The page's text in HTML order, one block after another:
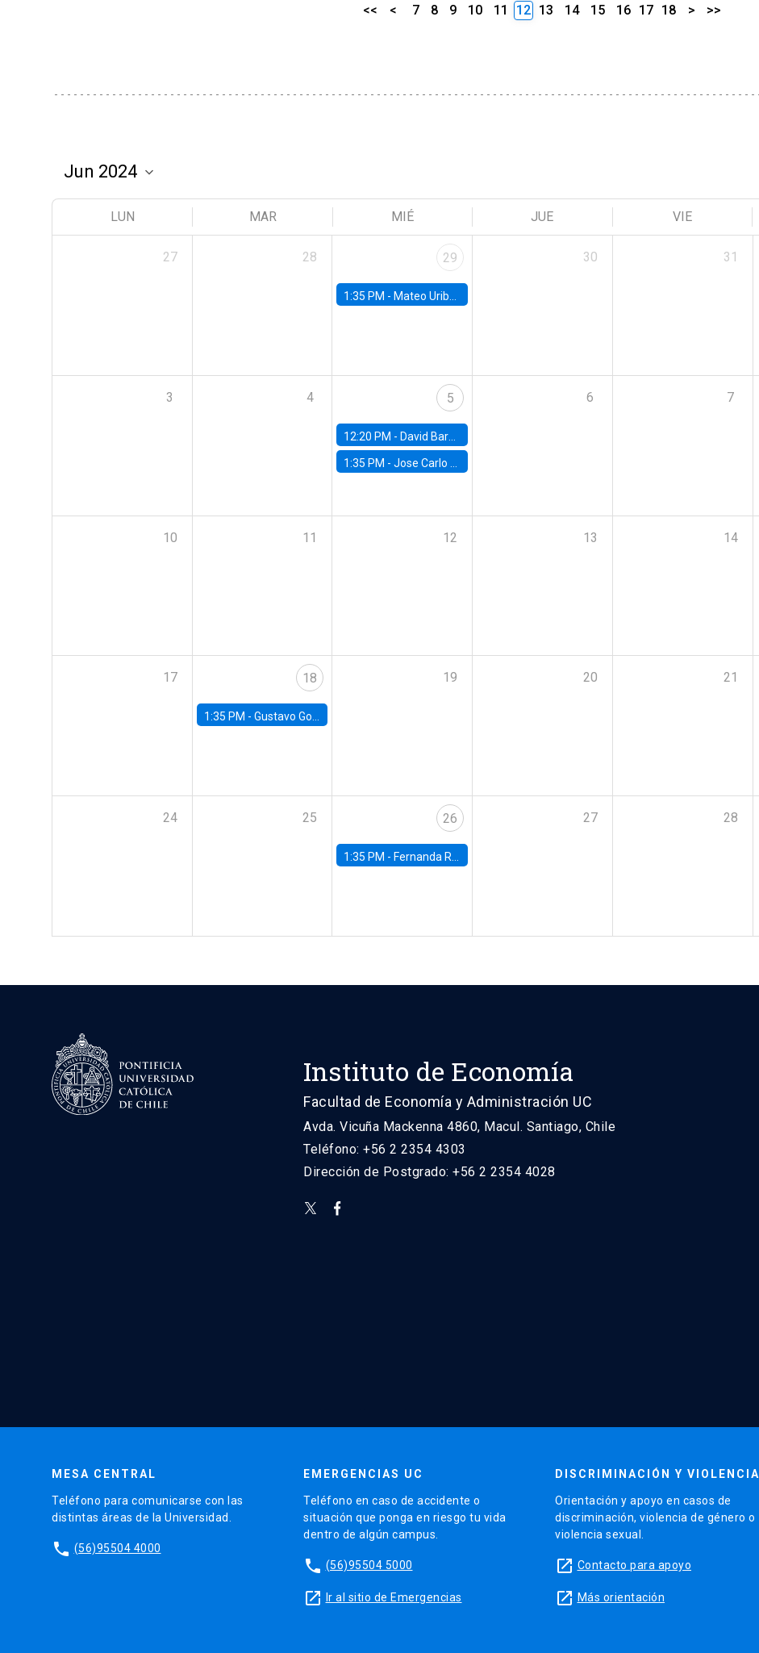
<< < 7 8 9 10 11 12 13 14 15 16 17 18 > >>
LUN MAR MIÉ JUE VIE
27 28 29
1:35 PM - Mateo Uribe-Castro, Universidad de los Andes (Colombia)
30 31
3 4 5
12:20 PM - David Bardey, Universidad de los Andes - CEDE
1:35 PM -Jose Carlo Bermudez, UC (ME) & World Bank
6 7
10 11 12 13 14
17 18
1:35 PM - Gustavo González, Banco Central de Chile
19 20 21
24 25 26
1:35 PM - Fernanda Rojas Ampuero, University of Wisconsin-Madison
27 28
Instituto de Economía
Facultad de Economía y Administración UC
Avda. Vicuña Mackenna 4860, Macul. Santiago, Chile
Teléfono: +56 2 2354 4303
Dirección de Postgrado: +56 2 2354 4028
MESA CENTRAL
Teléfono para comunicarse con las
distintas áreas de la Universidad.
phone (56)95504 4000
EMERGENCIAS UC
Teléfono en caso de accidente o
situación que ponga en riesgo tu vida
dentro de algún campus.
phone (56)95504 5000
launch Ir al sitio de Emergencias
DISCRIMINACIÓN Y VIOLENCIA
Orientación y apoyo en casos de
discriminación, violencia de género o
violencia sexual.
launch Contacto para apoyo
launch Más orientación